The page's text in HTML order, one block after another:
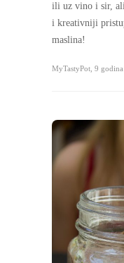
ili uz vino i sir,
i kreativniji
maslina!
MyTastyPot 9